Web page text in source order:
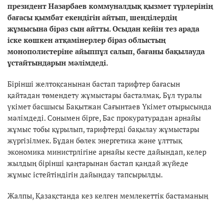
президент Назарбаев коммуналдық қызмет түрлерінің
бағасы қымбат екендігін айтып, шенділердің
жұмысына біраз сын айтты. Осыдан кейін тез арада
іске көшкен атқамінерлер біраз облыстың
монополистеріне айыппұл салып, бағаны бақылауда
ұстайтындарын мәлімдеді.
Бірінші желтоқсанынан бастап тарифтер бағасын
қайтадан төмендету жұмыстары басталмақ. Бұл туралы
үкімет басшысы Бақытжан Сағынтаев Үкімет отырысында
мәлімдеді. Сонымен бірге, Бас прокуратурадан арнайы
жұмыс тобы құрылып, тарифтерді бақылау жұмыстары
жүргізілмек. Бұдан бөлек энергетика және ұлттық
экономика министрлігіне арнайы кесте дайындап, келер
жылдың бірінші қаңтарынан бастап қандай жүйеде
жұмыс істейтіндігін дайындау тапсырылды.
Жалпы, Қазақстанда кез келген мемлекеттік бастаманың